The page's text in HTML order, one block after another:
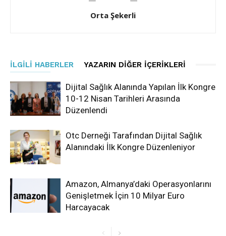
Orta Şekerli
İLGILI HABERLER YAZARIN DIĞER İÇERIKLERI
Dijital Sağlık Alanında Yapılan İlk Kongre
10-12 Nisan Tarihleri Arasında
Düzenlendi
Otc Derneği Tarafından Dijital Sağlık
Alanındaki İlk Kongre Düzenleniyor
Amazon, Almanya’daki Operasyonlarını
Genişletmek İçin 10 Milyar Euro
Harcayacak